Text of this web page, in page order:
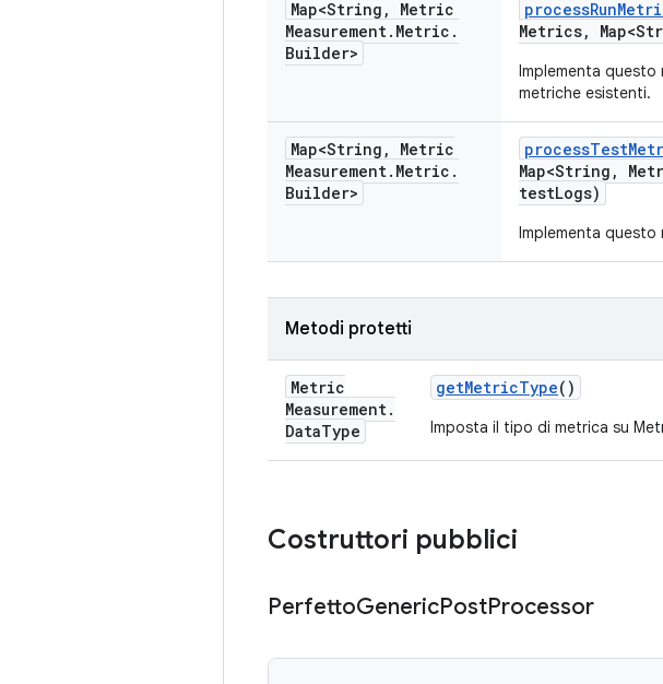
Map<String ,
Metric
Measurement. Metric .
Builder>
processRun
Metrics,
Implementa questo
metriche esistenti.
Map<String ,
Metric
Measurement. Metric .
Builder>
processTest
Map<String ,
testLogs)
Implementa
Metodi protetti
Metric
Measurement.
DataType
getMetricType()
Imposta il tipo di metrica su
Costruttori pubblici
PerfettoGenericPostProcessor